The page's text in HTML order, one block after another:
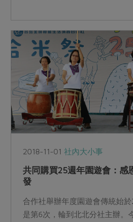
2018-11-01社內大小事
共同購買25週年園遊會：感
發
合作社舉辦年度園遊會傳統始
是第6次，輪到北北分社主辦。